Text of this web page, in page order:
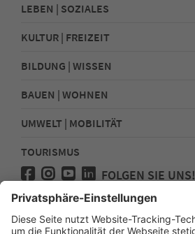
LEBEN | SOZIALES
KULTUR | FREIZEIT
BILDUNG | WISSEN
BAUEN | WOHNEN
UMWELT | MOBILITÄT
TOURISMUS
FOLGEN SIE UNS!
Presse